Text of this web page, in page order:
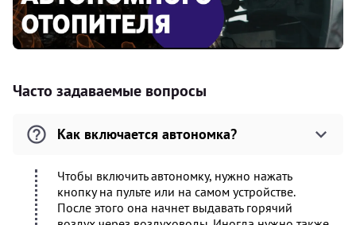
Часто задаваемые вопросы
Как включается автономка?
Чтобы включить автономку, нужно нажать
кнопку на пульте или на самом устройстве.
После этого она начнет выдавать горячий